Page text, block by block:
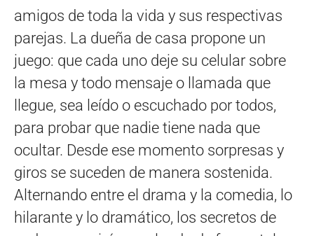
amigos de toda la vida y sus respectivas
parejas. La dueña de casa propone un
juego: que cada uno deje su celular sobre
la mesa y todo mensaje o llamada que
llegue, sea leído o escuchado por todos,
para probar que nadie tiene nada que
ocultar. Desde ese momento sorpresas y
giros se suceden de manera sostenida.
Alternando entre el drama y la comedia, lo
hilarante y lo dramático, los secretos de